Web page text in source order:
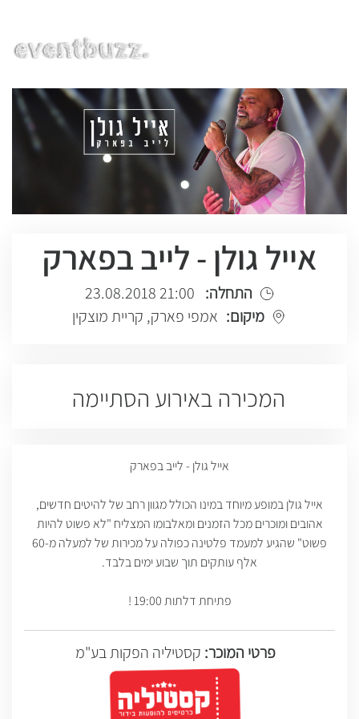
אייל גולן - לייב בפארק
התחלה: 21:00 23.08.2018
מיקום: אמפי פארק, קריית מוצקין
המכירה באירוע הסתיימה
אייל גולן - לייב בפארק
אייל גולן במופע מיוחד במינו הכולל מגוון רחב של להיטים חדשים,
אהובים ומוכרים מכל הזמנים ומאלבומו המצליח "לא פשוט להיות
פשוט" שהגיע למעמד פלטינה כפולה על מכירות של למעלה מ-60
אלף עותקים תוך שבוע ימים בלבד.
פתיחת דלתות 19:00 !
פרטי המוכר: קסטיליה הפקות בע"מ